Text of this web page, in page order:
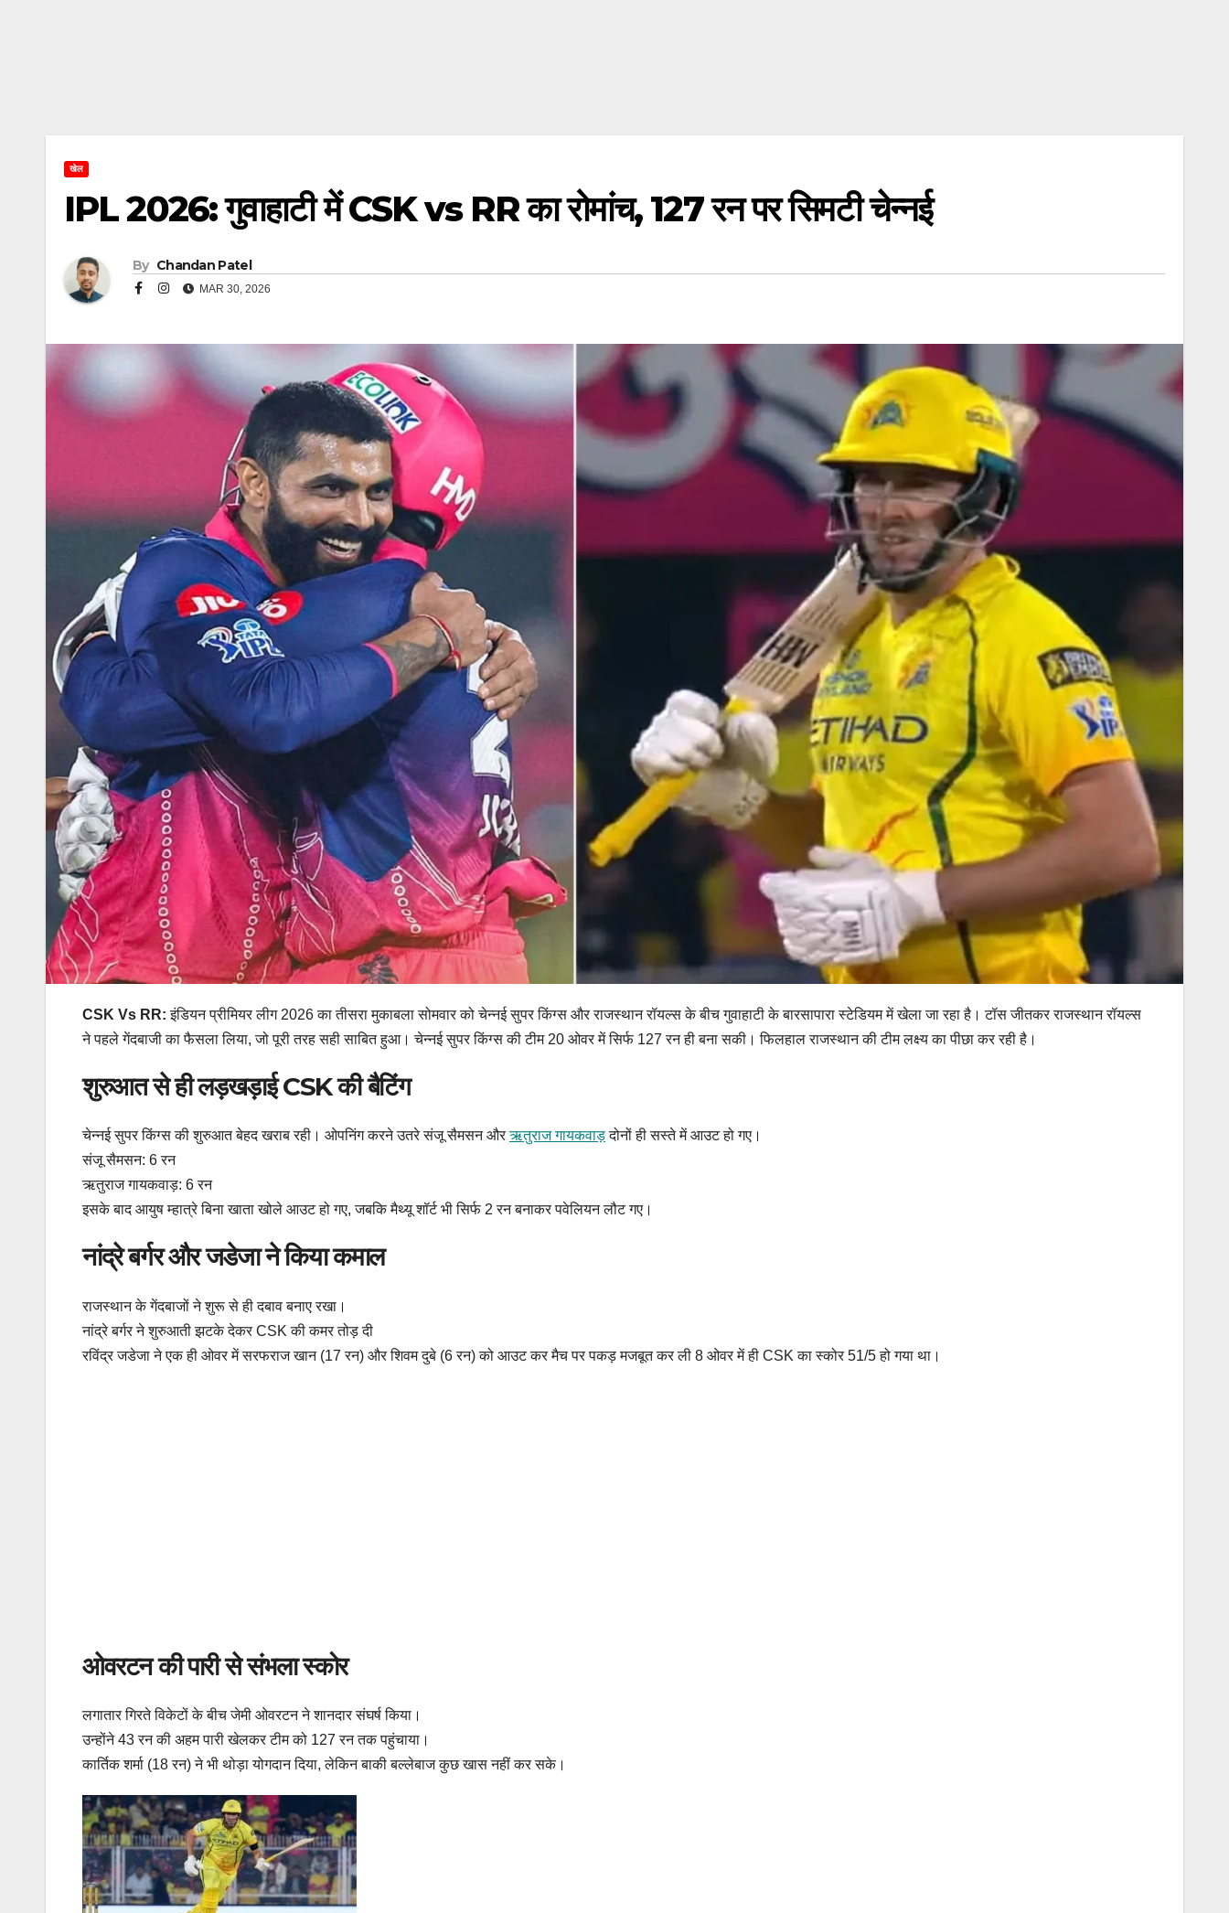
खेल
IPL 2026: गुवाहाटी में CSK vs RR का रोमांच, 127 रन पर सिमटी चेन्नई
By Chandan Patel
MAR 30, 2026
CSK Vs RR: इंडियन प्रीमियर लीग 2026 का तीसरा मुकाबला सोमवार को चेन्नई सुपर किंग्स और राजस्थान रॉयल्स के बीच गुवाहाटी के बारसापारा स्टेडियम में खेला जा रहा है। टॉस जीतकर राजस्थान रॉयल्स
ने पहले गेंदबाजी का फैसला लिया, जो पूरी तरह सही साबित हुआ। चेन्नई सुपर किंग्स की टीम 20 ओवर में सिर्फ 127 रन ही बना सकी। फिलहाल राजस्थान की टीम लक्ष्य का पीछा कर रही है।
शुरुआत से ही लड़खड़ाई CSK की बैटिंग
चेन्नई सुपर किंग्स की शुरुआत बेहद खराब रही। ओपनिंग करने उतरे संजू सैमसन औरऋतुराज गायकवाड़दोनों ही सस्ते में आउट हो गए।
संजू सैमसन: 6 रन
ऋतुराज गायकवाड़: 6 रन
इसके बाद आयुष म्हात्रे बिना खाता खोले आउट हो गए, जबकि मैथ्यू शॉर्ट भी सिर्फ 2 रन बनाकर पवेलियन लौट गए।
नांद्रे बर्गर और जडेजा ने किया कमाल
राजस्थान के गेंदबाजों ने शुरू से ही दबाव बनाए रखा।
नांद्रे बर्गर ने शुरुआती झटके देकर CSK की कमर तोड़ दी
रविंद्र जडेजा ने एक ही ओवर में सरफराज खान (17 रन) और शिवम दुबे (6 रन) को आउट कर मैच पर पकड़ मजबूत कर ली 8 ओवर में ही CSK का स्कोर 51/5 हो गया था।
ओवरटन की पारी से संभला स्कोर
लगातार गिरते विकेटों के बीच जेमी ओवरटन ने शानदार संघर्ष किया।
उन्होंने 43 रन की अहम पारी खेलकर टीम को 127 रन तक पहुंचाया।
कार्तिक शर्मा (18 रन) ने भी थोड़ा योगदान दिया, लेकिन बाकी बल्लेबाज कुछ खास नहीं कर सके।